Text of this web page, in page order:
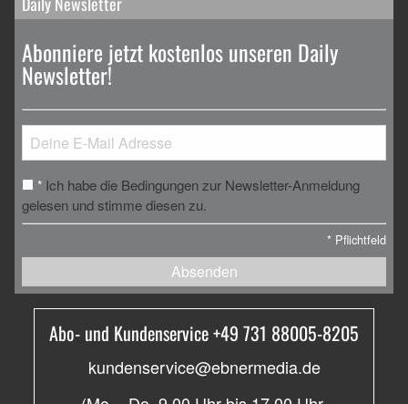
Abonniere jetzt kostenlos unseren Daily
Newsletter!
* Ich habe die Bedingungen zur Newsletter-Anmeldung
gelesen und stimme diesen zu.
* Pflichtfeld
Absenden
Abo- und Kundenservice +49 731 88005-8205
kundenservice@ebnermedia.de